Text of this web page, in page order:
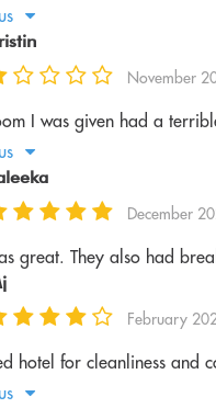
November
I was given had a
December
great. They also had
February
hotel for cleanliness and